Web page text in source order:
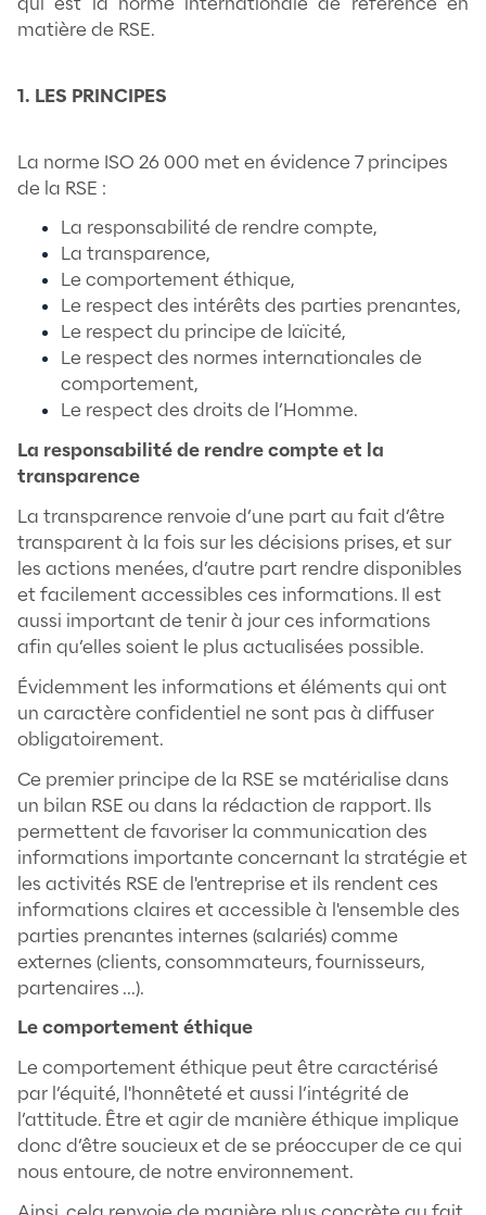
définie par l'intégration
liées à nos activités commerciales et
Nos principes se basent sur la norme
qui est la norme internationale de
matière de RSE.
1. LES PRINCIPES
La norme ISO 26 000 met en évidence 7
de la RSE :
La responsabilité de rendre compte,
La transparence,
Le comportement éthique,
Le respect des intérêts des parties
Le respect du principe de laïcité,
Le respect des normes
comportement,
Le respect des droits de l’Homme.
La responsabilité de rendre compte et la
transparence
La transparence renvoie d’une part au
transparent à la fois sur les décisions
les actions menées, d’autre part rendre
et facilement accessibles ces
aussi important de tenir à jour ces
afin qu’elles soient le plus actualisées
un caractère confidentiel ne sont pas à
obligatoirement.
Ce premier principe de la RSE se
un bilan RSE ou dans la rédaction de